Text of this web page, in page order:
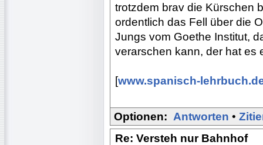
trotzdem brav die Kürschen
ordentlich das Fell über die
Jungs vom Goethe Institut,
verarschen kann, der hat es
[www.spanisch-
Optionen: Antworten •
Re: Versteh nur Bahnhof